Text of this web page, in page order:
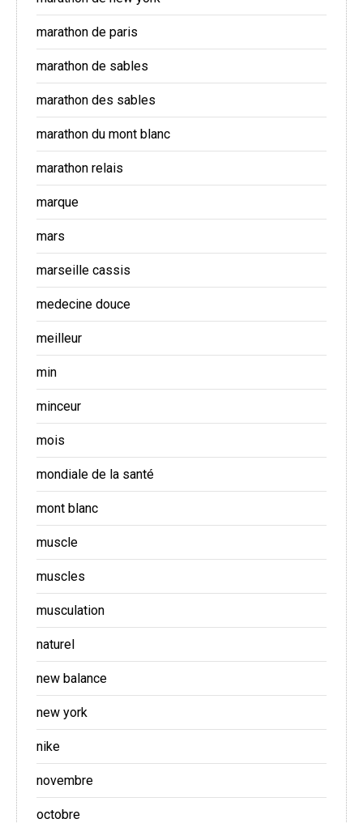
marathon de paris
marathon de sables
marathon des sables
marathon du mont blanc
marathon relais
marque
mars
marseille cassis
medecine douce
meilleur
min
minceur
mois
mondiale de la santé
mont blanc
muscle
muscles
musculation
naturel
new balance
new york
nike
novembre
octobre